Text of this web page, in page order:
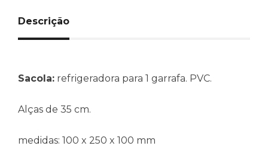
Descrição
Sacola: refrigeradora para 1 garrafa. PVC.
Alças de 35 cm.
medidas: 100 x 250 x 100 mm